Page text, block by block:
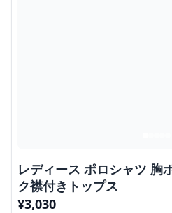
レディース ポロシャツ 胸
ク襟付きトップス
¥3,030